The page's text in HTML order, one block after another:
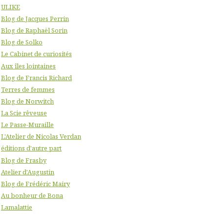
ULIKE
Blog de Jacques Perrin
Blog de Raphaël Sorin
Blog de Solko
Le Cabinet de curiosités
Aux îles lointaines
Blog de Francis Richard
Terres de femmes
Blog de Norwitch
La Scie rêveuse
Le Passe-Muraille
L'Atelier de Nicolas Verdan
éditions d'autre part
Blog de Frasby
Atelier d'Augustin
Blog de Frédéric Mairy
Au bonheur de Bona
Lamalattie